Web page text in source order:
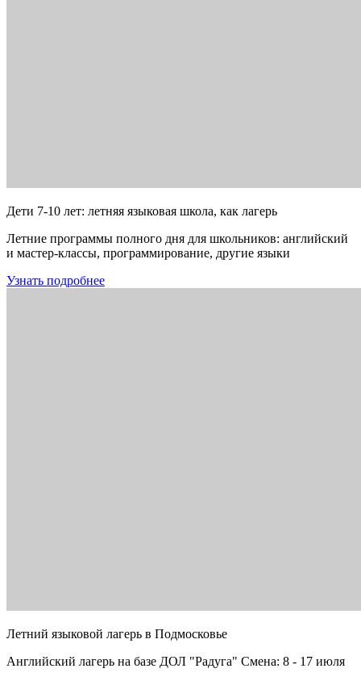
Дети 7-10 лет: летняя языковая школа, как лагерь
Летние программы полного дня для школьников: английский
и мастер-классы, программирование, другие языки
Узнать подробнее
Летний языковой лагерь в Подмосковье
Английский лагерь на базе ДОЛ "Радуга" Смена: 8 - 17 июля